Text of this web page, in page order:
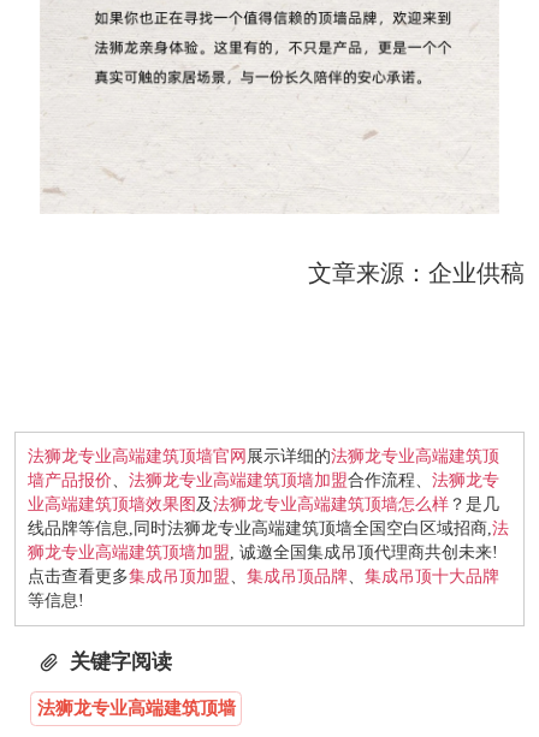
文章来源：企业供稿
法狮龙专业高端建筑顶墙官网 展示详细的法狮龙专业高端建筑顶
墙产品报价
法狮龙专业高端建筑顶墙加盟合作流程、 法狮龙专
业高端建筑顶墙效果图 及法狮龙专业高端建筑顶墙怎么样？是几
线品牌等信息,同时法狮龙专业高端建筑顶墙全国空白区域招商, 法
狮龙专业高端建筑顶墙加盟 , 诚邀全国集成吊顶代理商共创未来!
点击查看更多集成吊顶加盟 集成吊顶品牌、 集成吊顶十大品牌
等信息!
关键字阅读
法狮龙专业高端建筑顶墙